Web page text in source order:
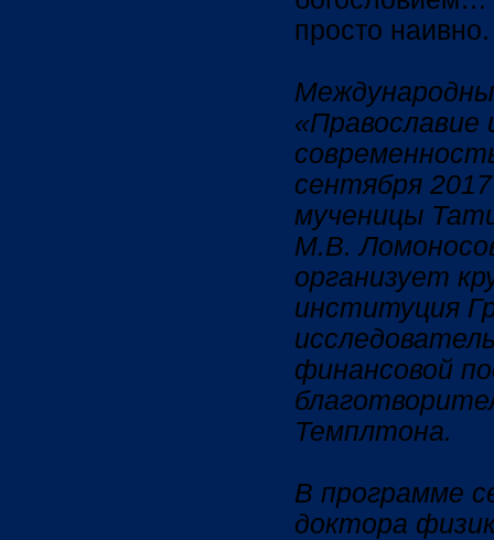
просто наивно.
«Православие
сентября
мученицы
М.В.
организует
институция
финансовой
Темплтона.
В программе
доктора